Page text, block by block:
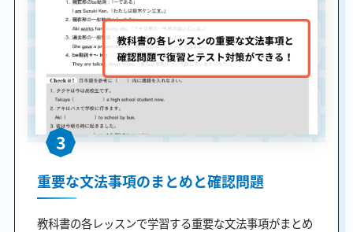
3
重要な文法事項のまとめと確認問題
教科書の各レッスンで学習する重要な文法事項がまとめ